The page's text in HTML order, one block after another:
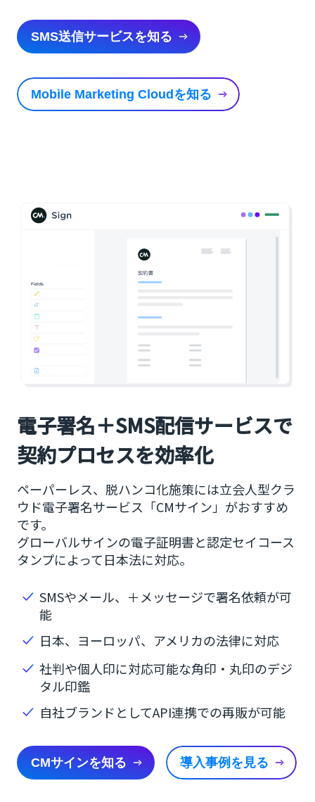
SMS送信サービスを知る
Mobile Marketing Cloudを知る
電子署名＋SMS配信サービスで
契約プロセスを効率化
ペーパーレス、脱ハンコ化施策には立会人型クラ
ウド電子署名サービス「CMサイン」がおすすめ
です。
グローバルサインの電子証明書と認定セイコース
タンプによって日本法に対応。
SMSやメール、＋メッセージで署名依頼が可
能
日本、ヨーロッパ、アメリカの法律に対応
社判や個人印に対応可能な角印・丸印のデジ
タル印鑑
自社ブランドとしてAPI連携での再販が可能
CMサインを知る 導入事例を見る